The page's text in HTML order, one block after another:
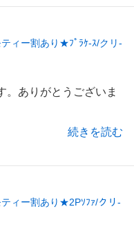
ィー割あり★ﾌﾟﾗｹ-ｽ/クリ-
。ありがとうございま
続きを読む
ィー割あり★2Pｿﾌｧ/クリ-